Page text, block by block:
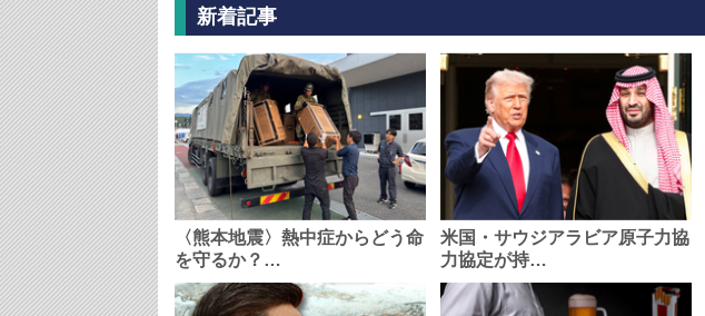
新着記事
〈熊本地震〉熱中症からどう命
を守るか？…
米国・サウジアラビア原子力協
力協定が持…